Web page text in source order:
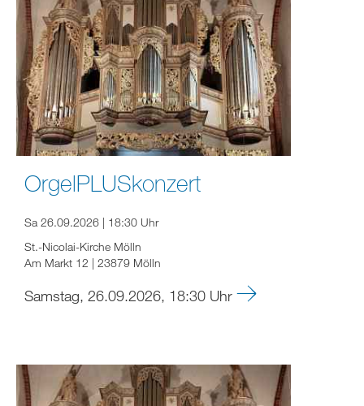
OrgelPLUSkonzert
Sa 26.09.2026 | 18:30 Uhr
St.-Nicolai-Kirche Mölln
Am Markt 12 | 23879 Mölln
Samstag, 26.09.2026, 18:30 Uhr